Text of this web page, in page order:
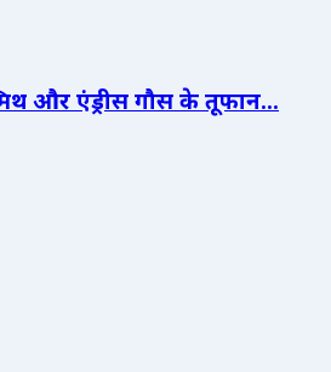
और एंड्रीस गौस के तूफान...